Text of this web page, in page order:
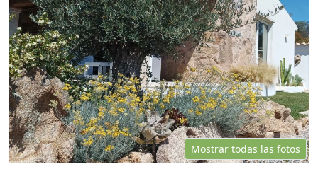
Mostrar todas las fotos